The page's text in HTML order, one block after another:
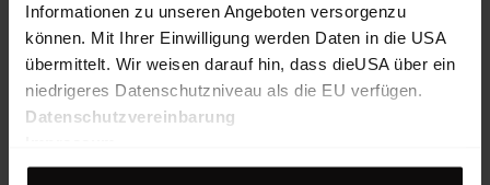
Informationen zu unseren Angeboten versorgenzu
können. Mit Ihrer Einwilligung werden Daten in die USA
übermittelt. Wir weisen darauf hin, dass dieUSA über ein
niedrigeres Datenschutzniveau als die EU verfügen.
Datenschutzvereinbarung